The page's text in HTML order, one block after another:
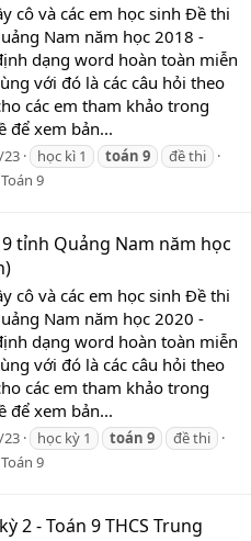
cô và các em học sinh Đề thi
Nam năm học 2018 -
dạng word hoàn toàn miễn
với đó là các câu hỏi theo
các em tham khảo trong
để xem bản...
23 học kì 1 toán 9
đề thi
9
tỉnh Quảng Nam năm học
cô và các em học sinh Đề thi
Nam năm học 2020 -
dạng word hoàn toàn miễn
với đó là các câu hỏi theo
các em tham khảo trong
để xem bản...
23 học kỳ 1 toán 9
đề thi
9
2 - Toán 9 THCS Trung